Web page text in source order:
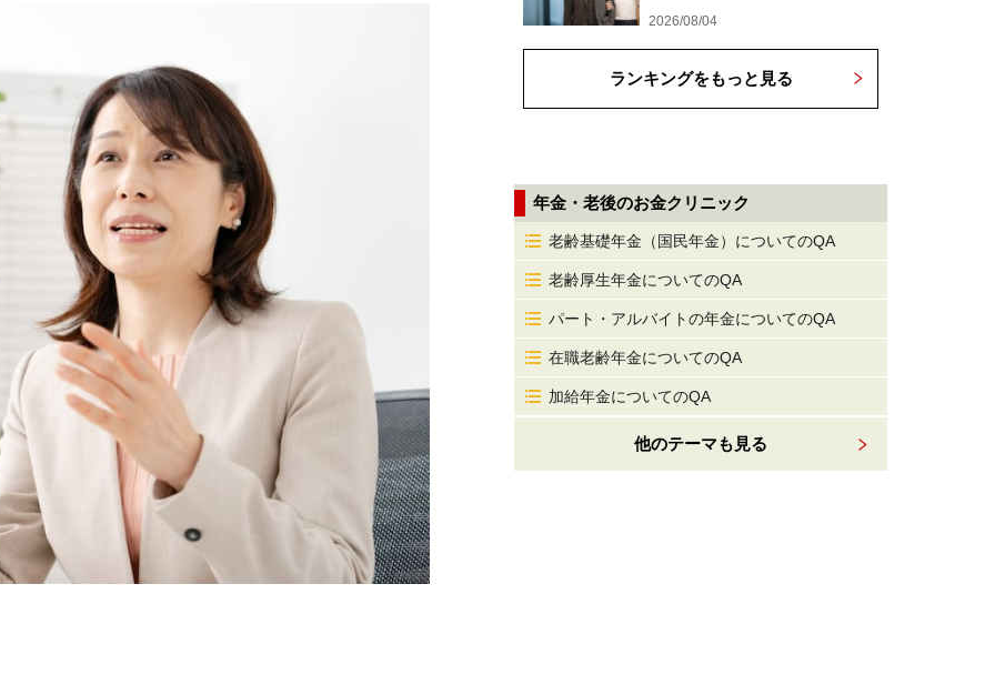
2026/08/04
ランキングをもっと見る
年金・老後のお金クリニック
老齢基礎年金（国民年金）についてのQA
老齢厚生年金についてのQA
パート・アルバイトの年金についてのQA
在職老齢年金についてのQA
加給年金についてのQA
他のテーマも見る